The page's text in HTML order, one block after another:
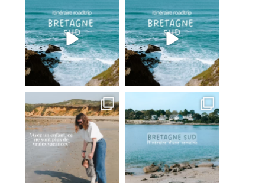
un premier voyage...
1741 96
roadtrip en Bretagne...
139 5
Je sais que tout n’est pas parfait
Je...
444 48
Commente « BRETAGNE »
pour recevoir mon guide...
370 266